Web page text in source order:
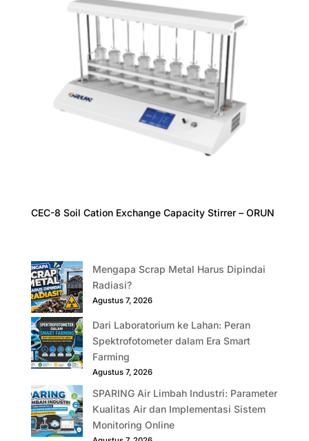
CEC-8 Soil Cation Exchange Capacity Stirrer – ORUN
Mengapa Scrap Metal Harus Dipindai
Radiasi?
Agustus 7, 2026
Dari Laboratorium ke Lahan: Peran
Spektrofotometer dalam Era Smart
Farming
Agustus 7, 2026
SPARING Air Limbah Industri: Parameter
Kualitas Air dan Implementasi Sistem
Monitoring Online